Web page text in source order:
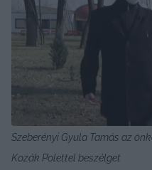
Szeberényi Gyula Tamás az
Kozák Polettel beszélget